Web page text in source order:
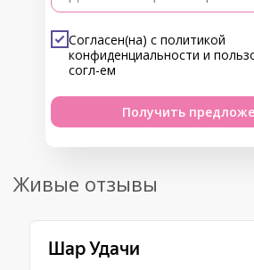
Согласен(на) с политикой
конфиденциальности и
согл-ем
Получить
Живые отзывы